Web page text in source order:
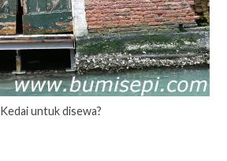
Kedai untuk disewa?